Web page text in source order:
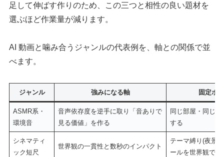
足して伸ばす作りのため、この三つと相性の良い題材を
選ぶほど作業量が減ります。
AI 動画と噛み合うジャンルの代表例を、軸との関係で並
べます。
ジャンル 強みになる軸 固定ポ
ASMR系・
環境音
音声依存度を逆手に取り「音ありで
見る価値」を作る
同じ部屋・同じ
する
シネマティ
ック短尺
世界観の一貫性と数秒のインパクト
テーマ縛り(夜景
ールを世界観で見